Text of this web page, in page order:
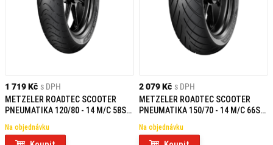
1 719 Kč s DPH
METZELER ROADTEC SCOOTER
PNEUMATIKA 120/80 - 14 M/C 58S
Na objednávku
2 079 Kč s DPH
METZELER ROADTEC SCOOTER
PNEUMATIKA 150/70 - 14 M/C 66S
Na objednávku